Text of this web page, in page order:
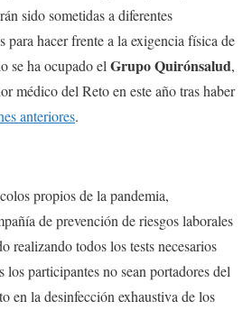
sido sometidas a diferentes
para hacer frente a la exigencia física de
se ha ocupado el Grupo Quirónsalud,
médico del Reto en este año tras haber
anteriores.
propios de la pandemia,
de prevención de riesgos laborales
realizando todos los tests necesarios
los participantes no sean portadores del
en la desinfección exhaustiva de los